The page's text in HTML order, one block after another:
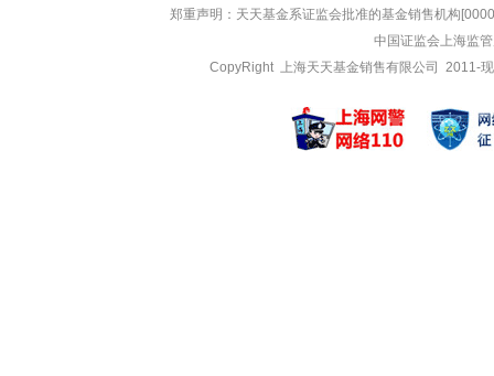
郑重声明： 天天基金系证监会批准的基金销售机构
中国证监会上海监
CopyRight 上海天天基金销售有限公司 2011-